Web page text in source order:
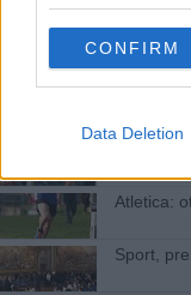
CONFIRM
Data Deletion
Campo
Trofeo
Atletica:
Sport,